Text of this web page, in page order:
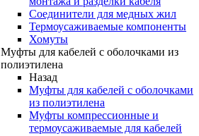
Соединители для медных жил
Термоусаживаемые компоненты
Хомуты
Муфты для кабелей с оболочками из
полиэтилена
Назад
Муфты для кабелей с оболочками
из полиэтилена
Муфты компрессионные и
термоусаживаемые для кабелей